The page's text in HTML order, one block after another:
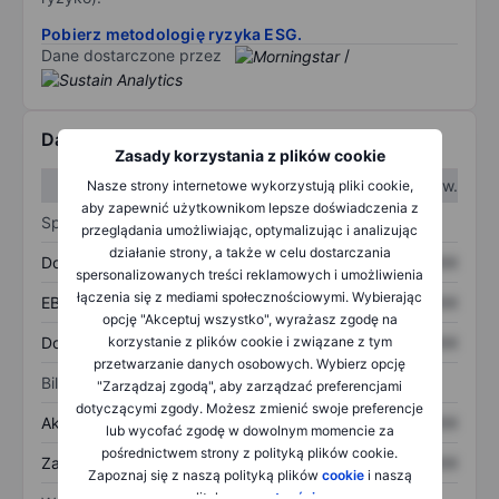
Zasady korzystania z plików cookie
Nasze strony internetowe wykorzystują pliki cookie,
aby zapewnić użytkownikom lepsze doświadczenia z
przeglądania umożliwiając, optymalizując i analizując
działanie strony, a także w celu dostarczania
spersonalizowanych treści reklamowych i umożliwienia
łączenia się z mediami społecznościowymi. Wybierając
opcję "Akceptuj wszystko", wyrażasz zgodę na
korzystanie z plików cookie i związane z tym
przetwarzanie danych osobowych. Wybierz opcję
"Zarządzaj zgodą", aby zarządzać preferencjami
dotyczącymi zgody. Możesz zmienić swoje preferencje
lub wycofać zgodę w dowolnym momencie za
pośrednictwem strony z polityką plików cookie.
Zapoznaj się z naszą polityką plików cookiei naszą
Pobierz metodologię ryzyka ESG.
Dane dostarczone przez
/
Dane finansowe
W I kw.
W II kw.
Sprawozdanie z zysków
Dochód XXXXXXX XXXXXXX
EBITDA XXXXXXX XXXXXXX
Dochód netto XXXXXXX XXXXXXX
Bilans
Aktywa ogółem XXXXXXX XXXXXXX
Zadłużenie ogółem XXXXXXX XXXXXXX